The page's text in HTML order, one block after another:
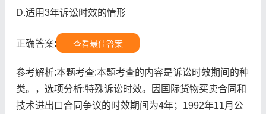
D.适用3年诉讼时效的情形
正确答案: 查看最佳答案
参考解析:本题考查:本题考查的内容是诉讼时效期间的种
类。，选项分析:特殊诉讼时效。因国际货物买卖合同和
技术进出口合同争议的时效期间为4年；1992年11月公